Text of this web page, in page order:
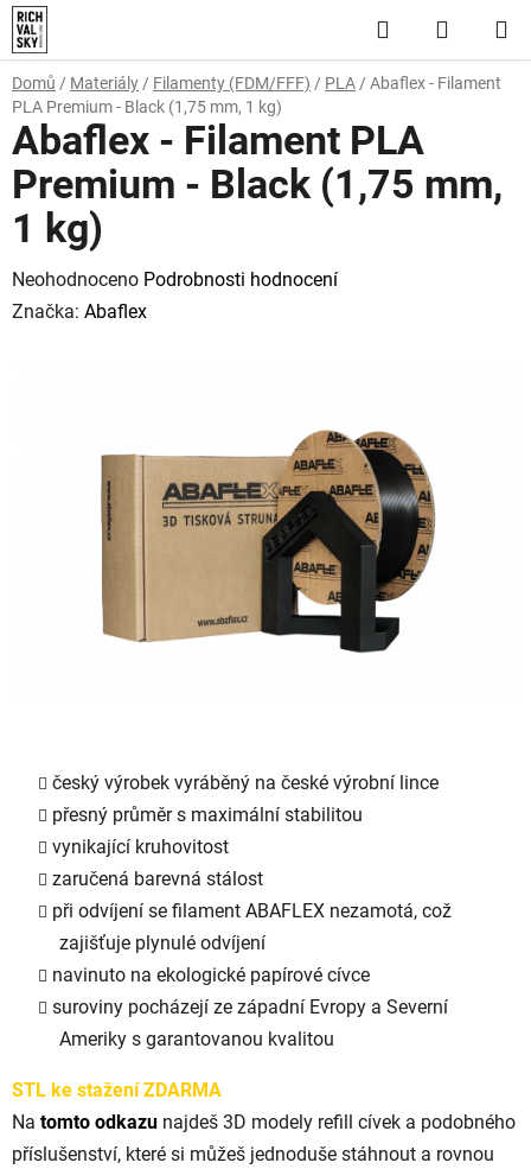
Přejít
na
obsah
Hledat
KOŠÍK
Domů / Materiály / Filamenty (FDM/FFF) / PLA / Abaflex - Filament
PLA Premium - Black (1,75 mm, 1 kg)
český výrobek vyráběný na české výrobní lince
přesný průměr s maximální stabilitou
vynikající kruhovitost
zaručená barevná stálost
při odvíjení se filament ABAFLEX nezamotá, což
zajišťuje plynulé odvíjení
navinuto na ekologické papírové cívce
suroviny pocházejí ze západní Evropy a Severní
Ameriky s garantovanou kvalitou
STL ke stažení ZDARMA
Na tomto odkazu najdeš 3D modely refill cívek a podobného
příslušenství, které si můžeš jednoduše stáhnout a rovnou
Abaflex - Filament PLA
Premium - Black (1,75 mm,
1 kg)
Průměrné
hodnocení
Neohodnoceno Podrobnosti hodnocení
Značka: Abaflex